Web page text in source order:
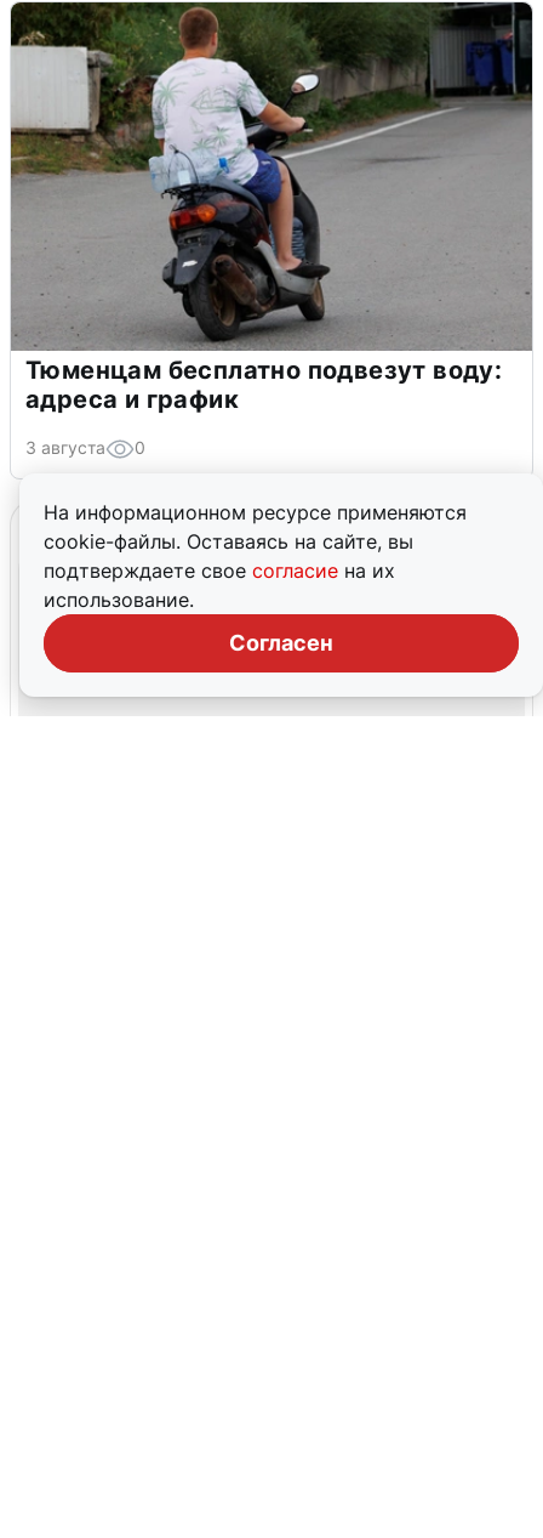
На информационном ресурсе применяются
cookie-файлы. Оставаясь на сайте, вы
подтверждаете свое согласие на их
использование.
Согласен
Тюменцам бесплатно подвезут воду:
адреса и график
3 августа 0